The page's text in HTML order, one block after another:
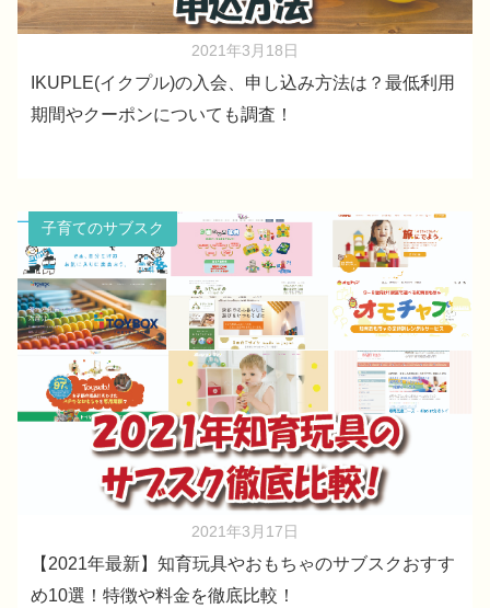
2021年3月18日
IKUPLE(イクプル)の入会、申し込み方法は？最低利用
期間やクーポンについても調査！
子育てのサブスク
2021年3月17日
【2021年最新】知育玩具やおもちゃのサブスクおすす
め10選！特徴や料金を徹底比較！